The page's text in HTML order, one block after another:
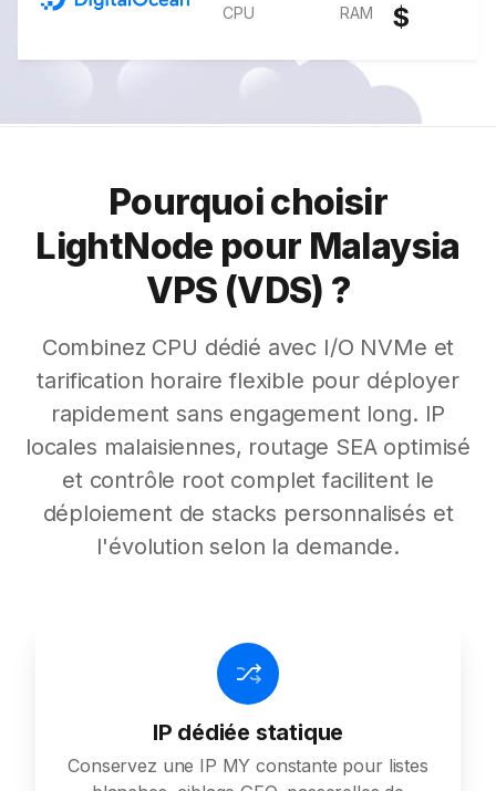
CPU RAM
$
Pourquoi choisir
LightNode pour Malaysia
VPS (VDS) ?
Combinez CPU dédié avec I/O NVMe et
tarification horaire flexible pour déployer
rapidement sans engagement long. IP
locales malaisiennes, routage SEA optimisé
et contrôle root complet facilitent le
déploiement de stacks personnalisés et
l'évolution selon la demande.
IP dédiée statique
Conservez une IP MY constante pour listes